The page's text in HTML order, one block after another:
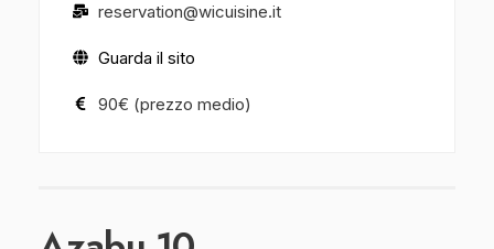
reservation@wicuisine.it
Guarda il sito
90€ (prezzo medio)